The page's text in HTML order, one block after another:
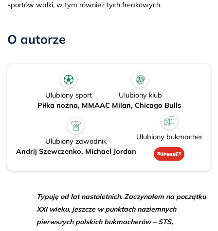
sportów walki, w tym również tych freakowych.
O autorze
Ulubiony sport
Piłka nożna, MMA
Ulubiony klub
AC Milan, Chicago Bulls
Ulubiony zawodnik
Andrij Szewczenko, Michael Jordan
Ulubiony bukmacher
Typuję od lat nastoletnich. Zaczynałem na początku
XXI wieku, jeszcze w punktach naziemnych
pierwszych polskich bukmacherów – STS,